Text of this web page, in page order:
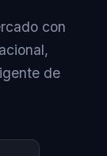
con
de